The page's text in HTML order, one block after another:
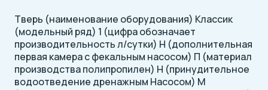
Тверь (наименование оборудования) Классик
(модельный ряд) 1 (цифра обозначает
производительность л/сутки) Н (дополнительная
первая камера с фекальным насосом) П (материал
производства полипропилен) Н (принудительное
водоотведение дренажным Насосом) М